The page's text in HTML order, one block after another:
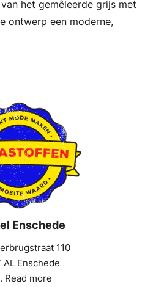
het gemêleerde grijs met
ontwerp een moderne,
Enschede
110
AL Enschede
Read more